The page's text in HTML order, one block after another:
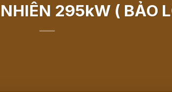
295kW ( BẢO